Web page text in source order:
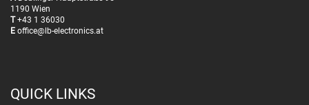
1190 Wien
T+43 1 36030
E office@lb-electronics.at
QUICK LINKS